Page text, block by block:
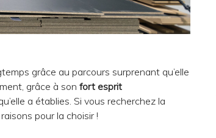
grâce au parcours surprenant qu’elle
grâce à son fort esprit
a établies. Si vous recherchez la
pour la choisir !